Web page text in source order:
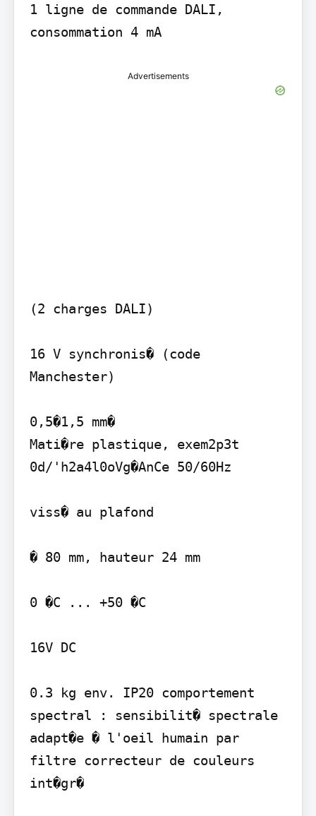
1 ligne de commande DALI,
consommation 4 mA
Advertisements
(2 charges DALI)
16 V synchronis� (code
Manchester)
0,5�1,5 mm�
Mati�re plastique, exem2p3t
0d/'h2a4l0oVg�AnCe 50/60Hz
viss� au plafond
� 80 mm, hauteur 24 mm
0 �C ... +50 �C
16V DC
0.3 kg env. IP20 comportement
spectral : sensibilit� spectrale
adapt�e � l'oeil humain par
filtre correcteur de couleurs
int�gr�